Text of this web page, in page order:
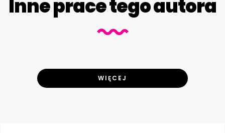
Inne prace tego autora
WIĘCEJ